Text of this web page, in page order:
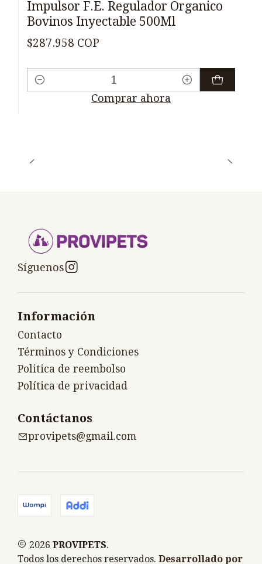
Impulsor F.E. Regulador Organico
Bovinos Inyectable 500Ml
$287.958 COP
Cantidad
Comprar ahora
Síguenos
Información
Contacto
Términos y Condiciones
Politica de reembolso
Política de privacidad
Contáctanos
provipets@gmail.com
2026 PROVIPETS.
Todos los derechos reservados. Desarrollado por